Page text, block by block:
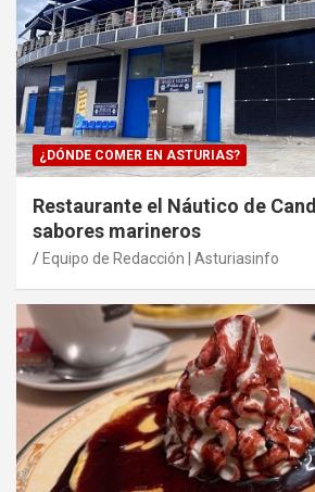
¿DÓNDE COMER EN ASTURIAS?
Restaurante el Náutico de
sabores marineros
Equipo de Redacción | Asturiasinfo